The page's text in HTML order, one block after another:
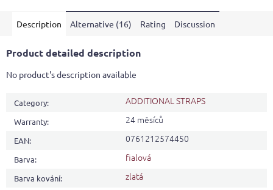
Description Alternative (16) Rating Discussion
Product detailed description
No product's description available
Category: ADDITIONAL STRAPS
Warranty: 24 měsíců
EAN: 0761212574450
Barva: fialová
Barva kování: zlatá